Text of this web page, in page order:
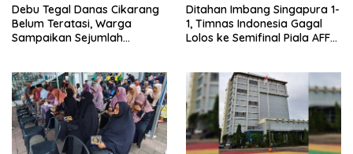
Debu Tegal Danas Cikarang
Belum Teratasi, Warga
Sampaikan Sejumlah
Ditahan Imbang Singapura 1-
1, Timnas Indonesia Gagal
Lolos ke Semifinal Piala AFF